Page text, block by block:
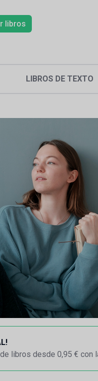
libros
LIBROS DE TEXTO
libros desde 0,95 € con